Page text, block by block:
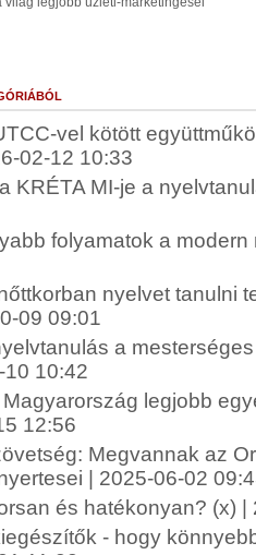
vel kötött
02-12 10:33
KRÉTA MI-je a
folyamatok a
nyelvet tanulni
09 09:01
a
10:42
legjobb
12:56
Megvannak az
| 2025-06-02
és hatékonyan? (x) |
- hogy